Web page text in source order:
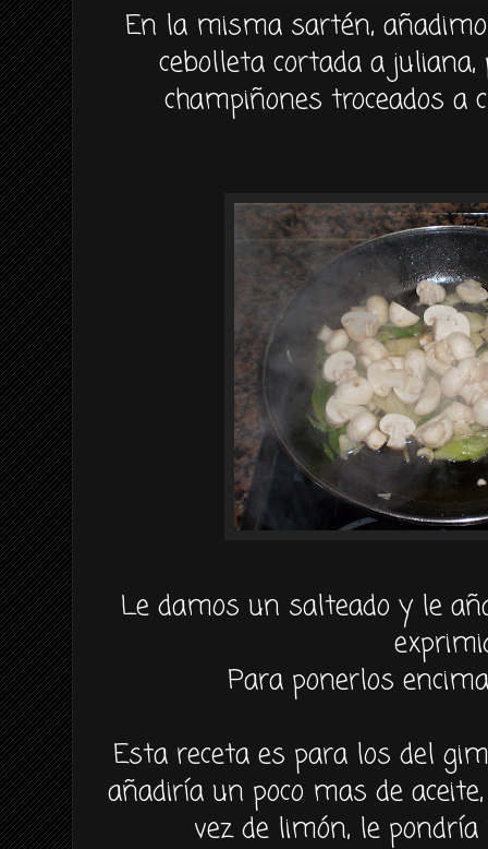
En la misma sartén,
cebolleta cortada a
champiñones troceados a
Le damos un salteado y le
Para ponerlos
Esta receta es para los del
añadiría un poco mas de
vez de limón, le